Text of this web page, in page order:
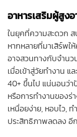
อาหารเสริมผู้สูง
ในยุคที่ความสะดวก
หากหลายที่มาเสิร์พใ
อาจสวนทางกับจำน
เมื่อเข้าสู่วัยทำงาน แ
40+ ขึ้นไป แน่นอนว่
หรือการทำงานของร่
เหนื่อยง่าย, หอบไว, ท
ประสิทธิภาพลดลง